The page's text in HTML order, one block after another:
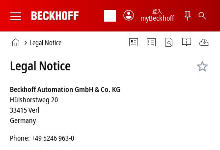
New
Technology
myBeckhoff
登入
首
Legal Notice
Legal Notice
Beckhoff Automation GmbH & Co. KG
Hülshorstweg 20
33415 Verl
Germany
Phone: +49 5246 963-0